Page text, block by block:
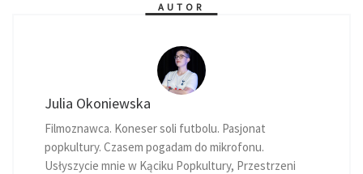
AUTOR
Julia Okoniewska
Filmoznawca. Koneser soli futbolu. Pasjonat
popkultury. Czasem pogadam do mikrofonu.
Usłyszycie mnie w Kąciku Popkultury, Przestrzeni